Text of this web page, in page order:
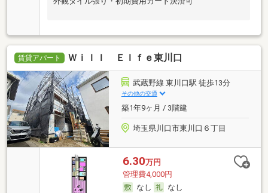
賃貸アパート Ｗｉｌｌ Ｅｌｆｅ東川口
武蔵野線 東川口駅 徒歩13分
その他の交通
築1年9ヶ月 / 3階建
埼玉県川口市東川口６丁目
6.30万円
管理費4,000円
なし
なし